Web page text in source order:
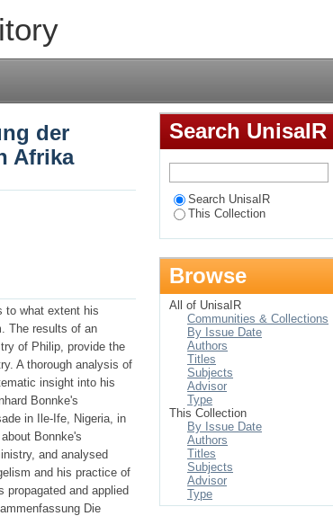
der Evangelisationsarbeit von
der
Afrika
to what extent his
The results of an
of Philip, provide the
A thorough analysis of
insight into his
Bonnke's
in Ile-Ife, Nigeria, in
Bonnke's
and analysed
and his practice of
propagated and applied
Die
Search UnisaIR
Search UnisaIR
This Collection
Browse
All of UnisaIR
Communities & Collections
By Issue Date
Authors
Titles
Subjects
Advisor
Type
This Collection
By Issue Date
Authors
Titles
Subjects
Advisor
Type